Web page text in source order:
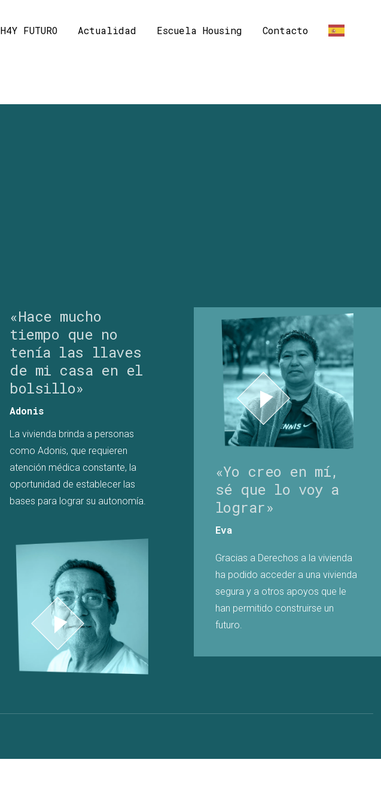
H4Y FUTURO Actualidad Escuela Housing Contacto ES
«Hace mucho
tiempo que no
tenía las llaves
de mi casa en el
bolsillo»
Adonis
La vivienda brinda a personas
como Adonis, que requieren
atención médica constante, la
oportunidad de establecer las
bases para lograr su autonomía.
«Yo creo en mí,
sé que lo voy a
lograr»
Eva
Gracias a Derechos a la vivienda
ha podido acceder a una vivienda
segura y a otros apoyos que le
han permitido construirse un
futuro.